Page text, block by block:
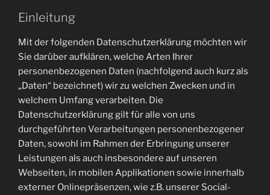
Einleitung
Mit der folgenden Datenschutzerklärung möchten wir
Sie darüber aufklären, welche Arten Ihrer
personenbezogenen Daten (nachfolgend auch kurz als
„Daten“ bezeichnet) wir zu welchen Zwecken und in
welchem Umfang verarbeiten. Die
Datenschutzerklärung gilt für alle von uns
durchgeführten Verarbeitungen personenbezogener
Daten, sowohl im Rahmen der Erbringung unserer
Leistungen als auch insbesondere auf unseren
Webseiten, in mobilen Applikationen sowie innerhalb
externer Onlinepräsenzen, wie z.B. unserer Social-